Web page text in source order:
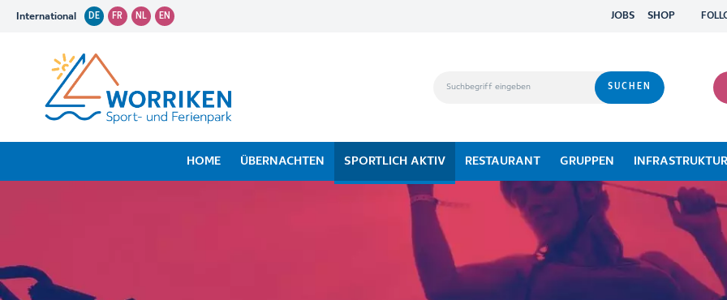
International DE FR NL EN JOBS SHOP
HOME ÜBERNACHTEN SPORTLICH AKTIV RESTAURANT GRUPPEN INFRASTRUKTUR